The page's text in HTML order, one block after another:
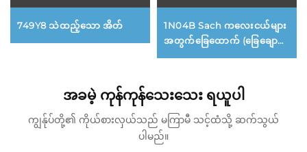
749Y8 သဲထည့်သော အိတ်
1N04B Sach ကလေးငယ်များ
အတွက်ခြေထောက် (ခြေချောင်း
အခမဲ့ ကုန်ကုန်သေးသေး ရယူပါ
ကျွန်ုပ်တို့၏ ကိုယ်စားလှယ်သည် မကြာမီ သင့်ထံသို့ ဆက်သွယ်
ပါမည်။